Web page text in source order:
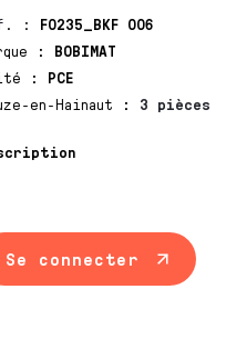
: F0235_BKF 006
:
BOBIMAT
:
PCE
en-Hainaut
: 3 pièces
Se connecter